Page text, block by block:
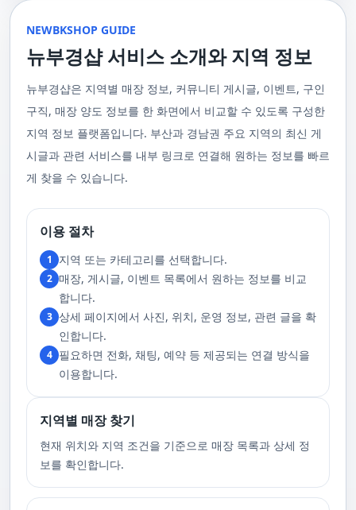
대한 많은 관심 덕분에, 부경샵은 필요한 요구 사항들을 간단하게 필수적인
것들로 정리했어요. 이 가이드라인을 따라주시면, 서비스 이용 중에 문제가
생기지 않을 거예요. 첫째로, 너무 많은 알코올을 섭취해 만취 상태일 경우에
게 좋아요.서비스 당일에는 부경샵과의 원활한 의사소통이 중요해요, 그래
서 공중전화나 발신 제한으로는 연락이 어려워요. 또한, 자주 예약을 취소하
거나 예약 없이 나타나지 않는 경우, 앞으로 예약하기가 어려워질 수 있으니
가격으로 경험해 보세요.터치 -> 부경샵 홈페이지 터치 -> 더욱 새로워진 뉴
부경샵 홈페이지 터치 -> 부경샵앱 다운로드 - Google Play
시면, 부경샵은 그에 최적화된 서비스를 제공하기 위해 최선을 다할 것입니
다. 언제든지 필요하실 때, 편리한 상담과 지원이 준비되어 있으니 주저하지
마시고 연락 주세요. 부산 일본인 홈케어 이용 방법에 대해서는, 서비스의
핵심은 바로 고객님의 현재 위치에서 직접 찾아가는 것입니다. 이 방식을 통
등, 자신만의 공간에서 편안한 맞춤형 마사지를 받으실 수 있습니다. 최근
한 마사지 서비스를 제공하기 위해 노력하고 있습니다. 부경샵의 주된 목적
은 고객님들이 긴장을 해소하고 새로운 활력을 얻을 수 있는 피난처를 마련
하는 것입니다. 또한, 부경샵 한국과 태국, 일본에서 온 관리사 중 선택이 가
능하며, 다른 곳에서 찾아볼 수 없는 독특한 기술과 마음가짐을 가진 관리사
를 자랑합니다. 이러한 품질은 비교할 수 없는 수준입니다. 서비스의 질을
더욱 높이기 위해, 부경샵은 지속적으로 우수한 일본인 관리사를 모집 중입
서비스를 경험하실 수 있습니다. 마지막으로 부산 일본인 홈케어 서비스를
이용하시기 전에, 아래 주의사항을 상세히 확인하시고 예약을 진행해 주시
기 바랍니다. 부경샵 서비스에 대한 높은 수요를 감안하여, 이용 요건을 간
소화하여 필수적인 사항으로 명시했습니다. 이 가이드라인을 따르시면, 서
비스 이용 중 문제가 발생하지 않을 것입니다. 특히, 과도한 알코올 섭취로
인해 만취 상태에서는 서비스 이용에 제한을 두고 있음을 명확히 합니다. 이
러한 상태에서는 다음 기회에 이용해 주시길 부탁드립니다. 서비스 도착 시
원활한 의사소통이 이루어질 수 있도록, 저희와의 연락이 반드시 가능해야
합니다. 이에 공중전화 사용이나 발신 번호 표시 제한으로의 통화는 받지 않
고 있습니다. 또한, 자주 발생하는 예약 취소나 무단으로 예약을 취소할 경
우, 향후 서비스 예약에 제약이 생길 수 있음을 알려드립니다. 시간을 효율적
으로 사용하며, 합리적인 가격으로 부경샵만의 특별한 경험을 하실 수 있습
균형을 맞추는 데 중점을 둡니다. 이 마사지는 유연성을 증진시키고 근육의
사지는 신체의 긴장을 풀어주고, 스트레스를 감소시키며, 전반적인 신체 기
서 유래한 마사지 방법으로, 의자에 앉은 상태에서 받을 수 있어 사무실이나
집에서도 쉽게 즐길 수 있습니다. 이 마사지는 특히 허리와 어깨의 피로를 해
소하는 데 효과적이며, 신체의 전반적인 이완을 도와 스트레스 감소에 도움
을 줍니다. 샤이츠 마사지는 짧은 시간에 효과적인 이완을 제공하여, 바쁜 일
상 속에서 짧은 휴식을 필요로 하는 현대인에게 적합합니다.4. 발 마사지 발
마사지는 발과 발목을 중심으로 이루어지는 마사지로, 신체의 균형을 유지
하고 전반적인 피로를 풀어주는 데 중점을 둡니다. 이 마사지는 발의 압력점
을 개선합니다. 발 마사지는 특히 장시간 서 있거나 걷는 일이 많은 사람들에
게 추천되며, 발의 피로 뿐만 아니라 전체적인 신체의 건강과 웰빙에도 긍정
적인 영향을 줍니다.부경샵 앱을 통해 부산 남포동 지역의 고객들은 이러한
춤형 서비스를 즐길 수 있습니다.출장마사지는 부경샵 ↓↓↓ 클릭
https://bkshop.kr/더욱 새로워진 출장마사지 뉴부경샵↓↓↓ 클릭
https://newbkshop.com/출장마사지 부경샵앱 다운로드↓↓↓ 클릭
https://play.google.com/store/apps/details?
부산꿀통 디시에서 제공하는 서비스는 여러분에게 새로운 힐링의 기회를 제
사지는 여러분의 체질 개선, 스트레스 해소, 마음의 안정 등 다양한 효능을
가져다줍니다. 이와 같이 부산꿀통 디시의 마사지는 여러분의 건강을 지키
간을 가질 수 있게 해줍니다. 그리고 이런 부산꿀통 디시의 서비스를 편리하
게 예약하고 이용할 수 있게 도와주는 '부경샵' 어플은 부산과 경남 지역에서
최고의 마사지 어플로 추천받고 있습니다. 복잡한 예약 과정 없이, 부담 없이
부산꿀통 디시의 서비스를 이용하려는 분들께 부경샵 어플을 강력히 추천드
립니다.여러분의 건강과 힐링을 위해, 부산꿀통 디시와 부경샵이 함께하며,
모든 고민과 걱정 속에서 여러분을 위로하고 도와드리겠습니다. 부산꿀통
부산꿀통 디시의 건강한 마사지와 쾌적한 분위기 속에서 행복과 건강을 찾
NEWBKSHOP GUIDE
뉴부경샵 서비스 소개와 지역 정보
뉴부경샵은 지역별 매장 정보, 커뮤니티 게시글, 이벤트, 구인
구직, 매장 양도 정보를 한 화면에서 비교할 수 있도록 구성한
지역 정보 플랫폼입니다. 부산과 경남권 주요 지역의 최신 게
시글과 관련 서비스를 내부 링크로 연결해 원하는 정보를 빠르
게 찾을 수 있습니다.
이용 절차
1 지역 또는 카테고리를 선택합니다.
2 매장, 게시글, 이벤트 목록에서 원하는 정보를 비교
합니다.
3 상세 페이지에서 사진, 위치, 운영 정보, 관련 글을 확
인합니다.
4 필요하면 전화, 채팅, 예약 등 제공되는 연결 방식을
이용합니다.
지역별 매장 찾기
현재 위치와 지역 조건을 기준으로 매장 목록과 상세 정
보를 확인합니다.